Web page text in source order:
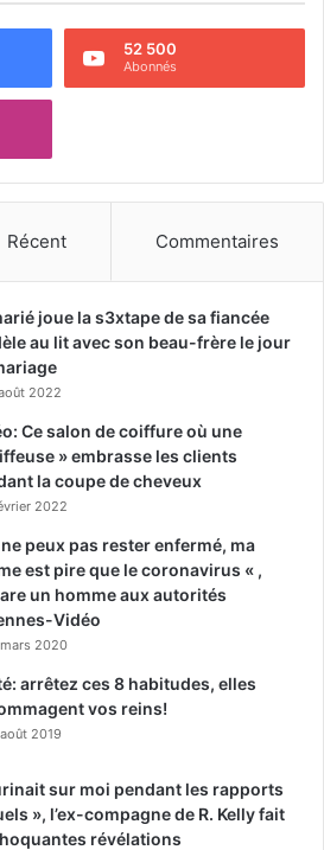
52 500
Abonnés
Récent Commentaires
joue la s3xtape de sa fiancée
au lit avec son beau-frère le jour
2022
Ce salon de coiffure où une
» embrasse les clients
la coupe de cheveux
2022
ne peux pas rester enfermé, ma
est pire que le coronavirus « ,
un homme aux autorités
Vidéo
2020
arrêtez ces 8 habitudes, elles
vos reins!
2019
sur moi pendant les rapports
», l’ex-compagne de R. Kelly fait
révélations